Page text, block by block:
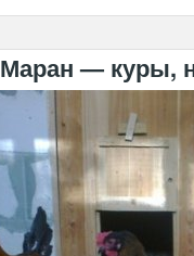
Маран — куры,